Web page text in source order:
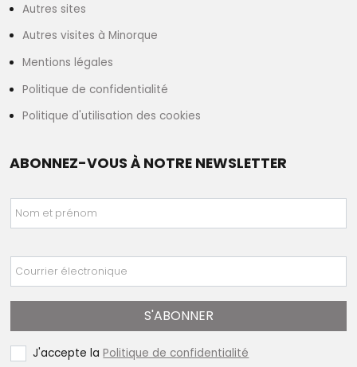
Autres sites
Autres visites à Minorque
Mentions légales
Politique de confidentialité
Politique d'utilisation des cookies
ABONNEZ-VOUS À NOTRE NEWSLETTER
Nom et prénom
Courrier électronique
S'ABONNER
J'accepte laPolitique de confidentialité